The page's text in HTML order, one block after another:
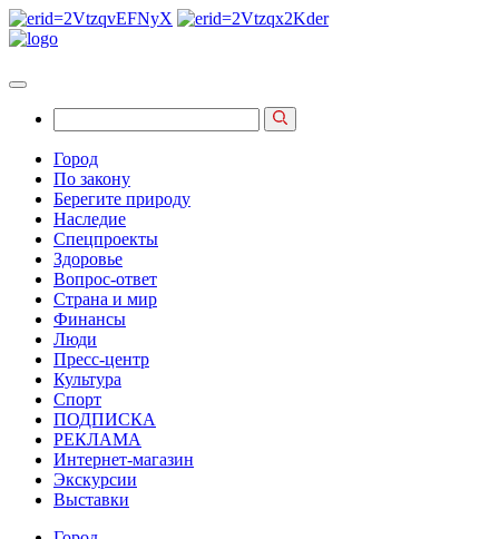
Город
По закону
Берегите природу
Наследие
Спецпроекты
Здоровье
Вопрос-ответ
Страна и мир
Финансы
Люди
Пресс-центр
Культура
Спорт
ПОДПИСКА
РЕКЛАМА
Интернет-магазин
Экскурсии
Выставки